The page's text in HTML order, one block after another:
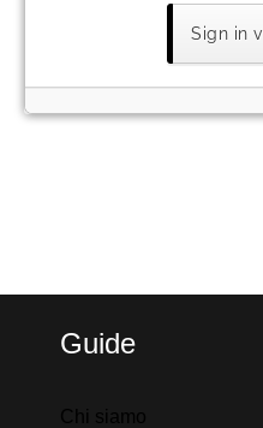
Sign in
Guide
Chi siamo